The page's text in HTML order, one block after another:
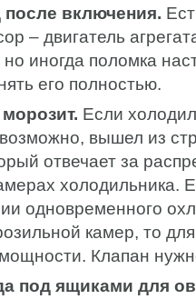
после включения.
– двигатель
иногда поломка
его полностью.
Если
вышел из
отвечает за
холодильника.
одновременного
камер, то
Клапан
под ящиками для